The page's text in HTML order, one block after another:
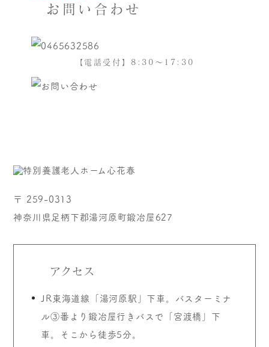
お問い合わせ
【電話受付】8:30～17:30
〒 259-0313
神奈川県足柄下郡湯河原町鍛冶屋627
アクセス
JR東海道線「湯河原駅」下車。バスターミナ
ル③番より鍛冶屋行きバスで「宮渡橋」下
車。そこから徒歩5分。